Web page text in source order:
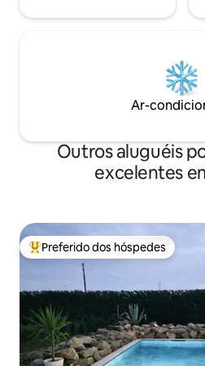
Ar-
Outros aluguéis
excelentes
Entre os melhores preferidos dos
Preferido dos hóspedes